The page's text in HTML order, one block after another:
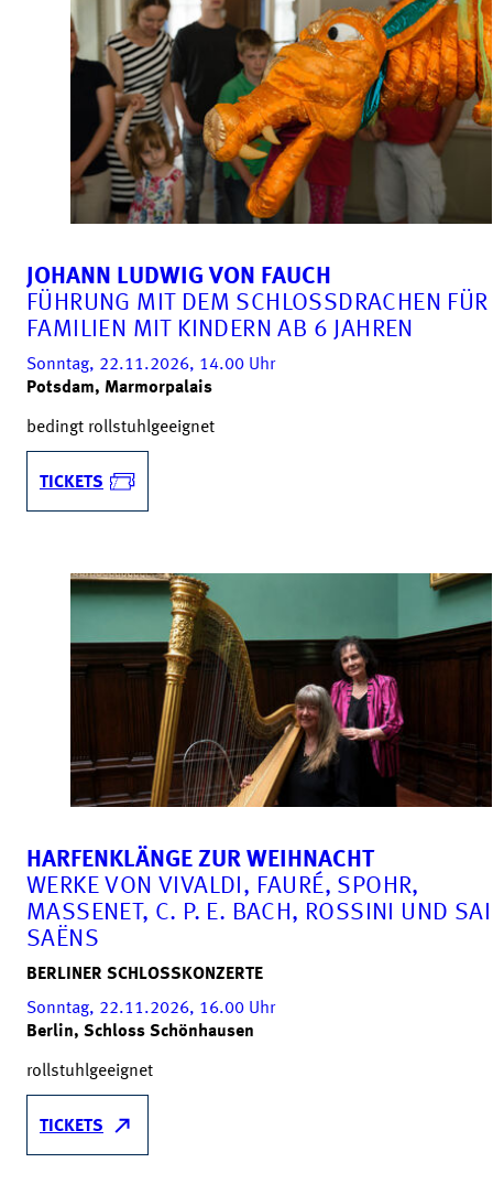
JOHANN LUDWIG VON FAUCH
FÜHRUNG MIT DEM SCHLOSSDRACHEN FÜR
FAMILIEN MIT KINDERN AB 6 JAHREN
Sonntag, 22.11.2026, 14.00 Uhr
Potsdam, Marmorpalais
bedingt rollstuhlgeeignet
TICKETS
HARFENKLÄNGE ZUR WEIHNACHT
WERKE VON VIVALDI, FAURÉ, SPOHR,
MASSENET, C. P. E. BACH, ROSSINI UND
SAËNS
BERLINER SCHLOSSKONZERTE
Sonntag, 22.11.2026, 16.00 Uhr
Berlin, Schloss Schönhausen
rollstuhlgeeignet
TICKETS